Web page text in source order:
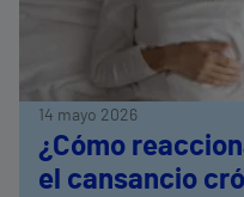
14 mayo 2026
¿Cómo
el cansancio